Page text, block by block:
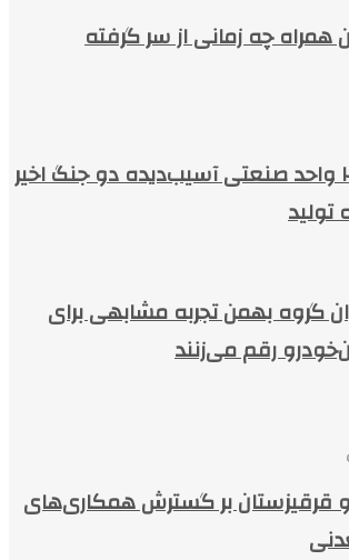
همراه چه زمانی از سر گرفته
بازگشت ۴۶ واحد صنعتی آسیب‌دیده دو جنگ اخیر
تولید
گروه بهمن تجربه مشابهی برای
رقم می‌زنند
و قرقیزستان بر گسترش همکاری‌های